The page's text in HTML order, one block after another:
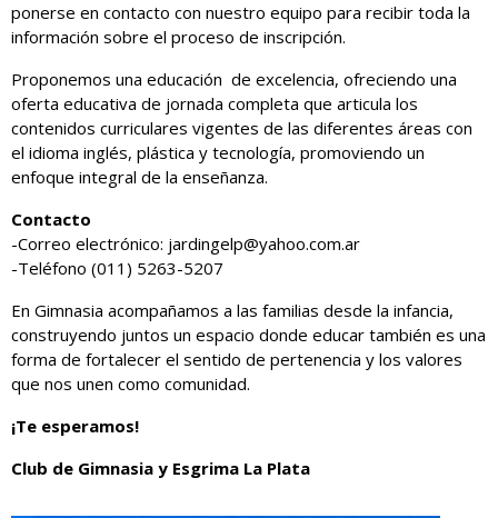
ponerse en contacto con nuestro equipo para recibir toda la
información sobre el proceso de inscripción.
Proponemos una educación de excelencia, ofreciendo una
oferta educativa de jornada completa que articula los
contenidos curriculares vigentes de las diferentes áreas con
el idioma inglés, plástica y tecnología, promoviendo un
enfoque integral de la enseñanza.
Contacto
-Correo electrónico: jardingelp@yahoo.com.ar
-Teléfono (011) 5263-5207
En Gimnasia acompañamos a las familias desde la infancia,
construyendo juntos un espacio donde educar también es una
forma de fortalecer el sentido de pertenencia y los valores
que nos unen como comunidad.
¡Te esperamos!
Club de Gimnasia y Esgrima La Plata